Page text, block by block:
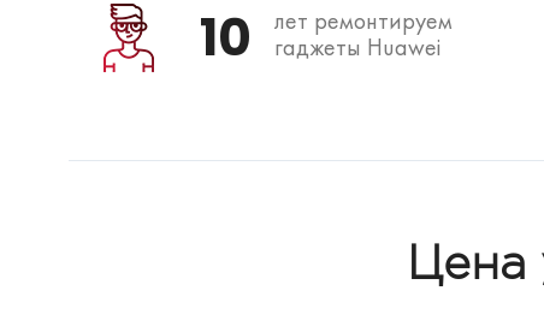
10
лет ремонтируем
гаджеты Huawei
Цена